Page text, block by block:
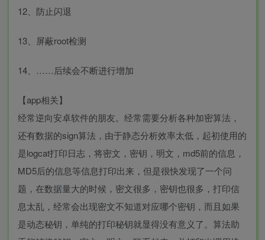
12、防止闪退
13、屏蔽root检测
14、……后续会不断进行增加
【app相关】
经常逆向安卓软件的朋友。经常需要分析各种加密算法，
还有数据的sign算法，由于静态分析效率太低，起初使用的
是logcat打印日志，将密文，密钥，明文，md5前的信息，
MD5后的信息等信息打印出来，但是很快发现了一个问
题，在数据量大的时候，密文很多，密钥也很多，打印信
息太乱，经常会出现密文不知道对应哪个密钥，而且如果
是动态秘钥，单纯的打印秘钥就显得没有意义了。算法助